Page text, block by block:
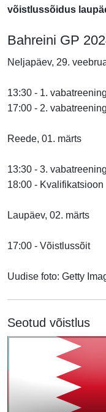
võistlussõidus
Bahreini GP
Neljapäev, 29.
13:30 - 1. vabatreening
17:00 - 2. vabatreening
Reede, 01. märts
13:30 - 3. vabatreening
18:00 - Kvalifikatsioon
Laupäev, 02. märts
17:00 - Võistlussõit
Uudise foto: Getty
Seotud võistlus